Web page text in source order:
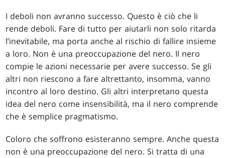
I deboli non avranno successo. Questo è ciò che li
rende deboli. Fare di tutto per aiutarli non solo ritarda
l’inevitabile, ma porta anche al rischio di fallire insieme
a loro. Non è una preoccupazione del nero. Il nero
compie le azioni necessarie per avere successo. Se gli
altri non riescono a fare altrettanto, insomma, vanno
incontro al loro destino. Gli altri interpretano questa
idea del nero come insensibilità, ma il nero comprende
che è semplice pragmatismo.
Coloro che soffrono esisteranno sempre. Anche questa
non è una preoccupazione del nero. Si tratta di una